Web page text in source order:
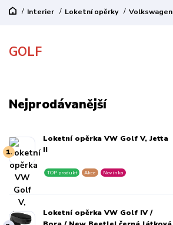
Interier Loketní opěrky Volkswagen
GOLF
Nejprodávanější
1.
Loketní opěrka VW Golf V, Jetta
II
TOP produkt Akce Novinka
Loketní opěrka VW Golf IV /